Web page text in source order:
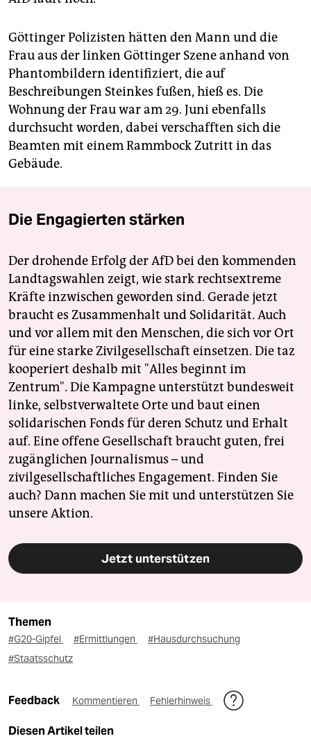
Göttinger Polizisten hätten den Mann und die
Frau aus der linken Göttinger Szene anhand von
Phantombildern identifiziert, die auf
Beschreibungen Steinkes fußen, hieß es. Die
Wohnung der Frau war am 29. Juni ebenfalls
durchsucht worden, dabei verschafften sich die
Beamten mit einem Rammbock Zutritt in das
Gebäude.
Die Engagierten stärken
Der drohende Erfolg der AfD bei den kommenden
Landtagswahlen zeigt, wie stark rechtsextreme
Kräfte inzwischen geworden sind. Gerade jetzt
braucht es Zusammenhalt und Solidarität. Auch
und vor allem mit den Menschen, die sich vor Ort
für eine starke Zivilgesellschaft einsetzen. Die taz
kooperiert deshalb mit "Alles beginnt im
Zentrum". Die Kampagne unterstützt bundesweit
linke, selbstverwaltete Orte und baut einen
solidarischen Fonds für deren Schutz und Erhalt
auf. Eine offene Gesellschaft braucht guten, frei
zugänglichen Journalismus – und
zivilgesellschaftliches Engagement. Finden Sie
auch? Dann machen Sie mit und unterstützen Sie
unsere Aktion.
Jetzt unterstützen
Themen
#G20-Gipfel #Ermittlungen
#Hausdurchsuchung
#Staatsschutz
Feedback Kommentieren Fehlerhinweis
Diesen Artikel teilen